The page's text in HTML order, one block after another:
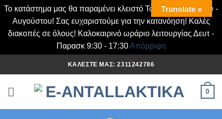
Το κατάστημα μας θα παραμένει κλειστό Τα Σάββατα Ιουλίου -
Αυγούστου! Σας ευχαριστούμε για την κατανόηση! Καλές
διακοπές σε όλους! Καλοκαιρινό ωράριο λειτουργίας Δευτ -
Παρασκ 9:30 - 17:30Απόρριψη
στο
περιεχόμενο
ΚΑΛΈΣΤΕ ΜΑΣ: 2311242786
0
Translate »